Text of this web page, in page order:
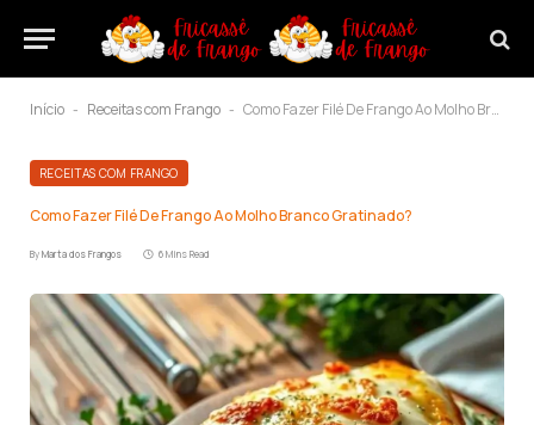
Início - Receitas com Frango - Como Fazer Filé De Frango Ao Molho Branco Gratinado?
RECEITAS COM FRANGO
Como Fazer Filé De Frango Ao Molho Branco Gratinado?
ByMarta dos Frangos 6 Mins Read